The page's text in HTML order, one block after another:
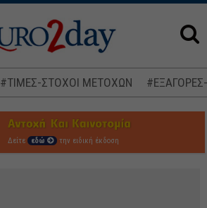
#ΤΙΜΕΣ-ΣΤΟΧΟΙ ΜΕΤΟΧΩΝ
Δείτε εδώ την ειδική έκδοση